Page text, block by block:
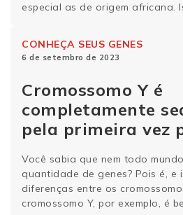
especial as de origem africana.
especificamente a determinadas
CONHEÇA SEUS GENES
6 de setembro de 2023
Cromossomo Y é
completamente
pela primeira vez
Você sabia que nem todo
quantidade de genes? Pois é, e
diferenças entre os
cromossomo Y, por exemplo, é